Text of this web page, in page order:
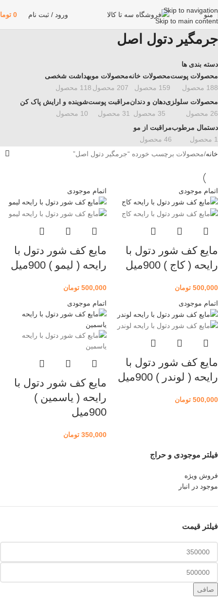
Skip to navigation
Skip to main content
منو ورود / ثبت نام 0
جرمگیر دتول اصل
دسته بندی ها
محصولات پوست
188 محصول
محصولات خانه
159 محصول
محصولات مو
207 محصول
بهداشت شخصی
118 محصول
محصولات سلولزی
26 محصول
دهان و دندان
35 محصول
مراقبت پوست
31 محصول
شوینده و ارایش پاک کن
10 محصول
دستمال مرطوب
1 محصول
مراقبت از مو
46 محصول
فیلتر موجودی و حراج
فروش ویژه
موجود در انبار
فیلتر قیمت
صافی
خانه محصولات برچسب خورده “جرمگیر دتول اصل”
اتمام موجودی
مایع کف شور دتول با
رایحه ( کاج ) 900میل
500,000 تومان
اتمام موجودی
مایع کف شور دتول با
رایحه ( لیمو ) 900میل
500,000 تومان
اتمام موجودی
مایع کف شور دتول با
رایحه ( لوندر ) 900میل
500,000 تومان
اتمام موجودی
مایع کف شور دتول با
رایحه ( یاسمین )
900میل
350,000 تومان